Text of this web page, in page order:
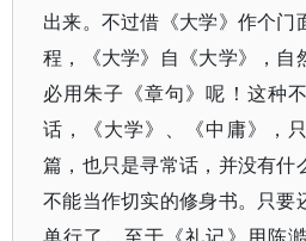
出来。不过借《大学》作个门
程，《大学》自《大学》，自
必用朱子《章句》呢！这种
话，《大学》、《中庸》，
篇，也只是寻常话，并没有什
不能当作切实的修身书。只要